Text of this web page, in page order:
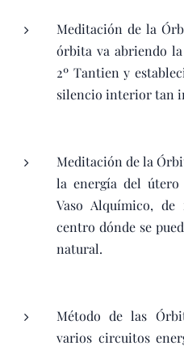
Meditación de la
órbita va abriendo
2º Tantien y
silencio interior tan
Meditación de la
la energía del
Vaso Alquímico,
centro dónde se
natural.
Método de las
varios circuitos